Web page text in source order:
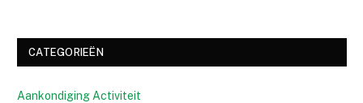
CATEGORIEËN
Aankondiging Activiteit